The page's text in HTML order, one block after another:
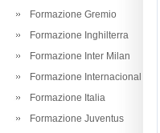
Formazione Gremio
Formazione Inghilterra
Formazione Inter Milan
Formazione Internacional
Formazione Italia
Formazione Juventus